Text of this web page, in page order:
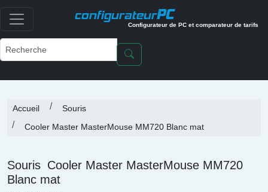
configurateurPC
Configurateur de PC et comparateur de tarifs
Accueil
Souris
Cooler Master MasterMouse MM720 Blanc mat
Souris Cooler Master MasterMouse MM720
Blanc mat